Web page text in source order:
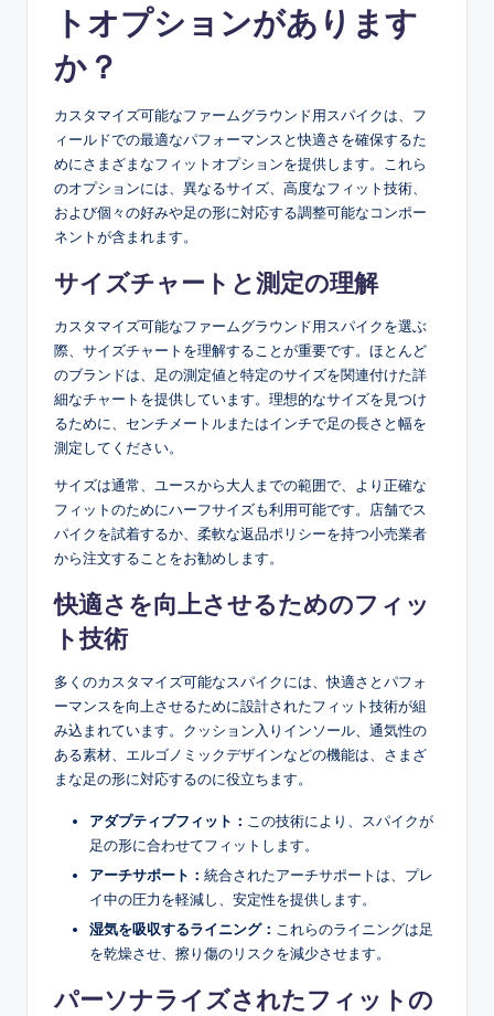
トオプションがあります
か？
カスタマイズ可能なファームグラウンド用スパイクは、フ
ィールドでの最適なパフォーマンスと快適さを確保するた
めにさまざまなフィットオプションを提供します。これら
のオプションには、異なるサイズ、高度なフィット技術、
および個々の好みや足の形に対応する調整可能なコンポー
ネントが含まれます。
サイズチャートと測定の理解
カスタマイズ可能なファームグラウンド用スパイクを選ぶ
際、サイズチャートを理解することが重要です。ほとんど
のブランドは、足の測定値と特定のサイズを関連付けた詳
細なチャートを提供しています。理想的なサイズを見つけ
るために、センチメートルまたはインチで足の長さと幅を
測定してください。
サイズは通常、ユースから大人までの範囲で、より正確な
フィットのためにハーフサイズも利用可能です。店舗でス
パイクを試着するか、柔軟な返品ポリシーを持つ小売業者
から注文することをお勧めします。
快適さを向上させるためのフィッ
ト技術
多くのカスタマイズ可能なスパイクには、快適さとパフォ
ーマンスを向上させるために設計されたフィット技術が組
み込まれています。クッション入りインソール、通気性の
ある素材、エルゴノミックデザインなどの機能は、さまざ
まな足の形に対応するのに役立ちます。
アダプティブフィット： この技術により、スパイクが
足の形に合わせてフィットします。
アーチサポート： 統合されたアーチサポートは、プレ
イ中の圧力を軽減し、安定性を提供します。
湿気を吸収するライニング： これらのライニングは足
を乾燥させ、擦り傷のリスクを減少させます。
パーソナライズされたフィットの